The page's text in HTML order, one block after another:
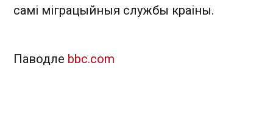
самі міграцыйныя службы краіны.
Паводле bbc.com